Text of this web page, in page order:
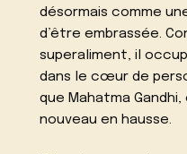
désormais comme
d’être embrassée.
superaliment, il
dans le cœur de
que Mahatma
nouveau en hausse.